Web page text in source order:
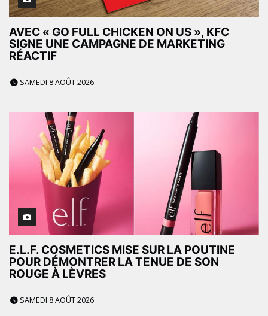
AVEC « GO FULL CHICKEN ON US », KFC
SIGNE UNE CAMPAGNE DE MARKETING
RÉACTIF
SAMEDI 8 AOÛT 2026
E.L.F. COSMETICS MISE SUR LA POUTINE
POUR DÉMONTRER LA TENUE DE SON
ROUGE À LÈVRES
SAMEDI 8 AOÛT 2026